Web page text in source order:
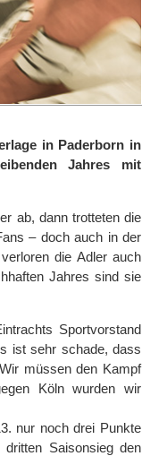
in Paderborn in
Jahres mit
ab, dann trotteten die
– doch auch in der
die Adler auch
Jahres sind sie
Sportvorstand
ist sehr schade, dass
müssen den Kampf
Köln wurden wir
nur noch drei Punkte
Saisonsieg den